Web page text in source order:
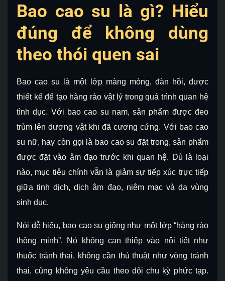
Bao cao su là gì? Hiểu
đúng để không dùng
theo thói quen sai
Bao cao su là một lớp màng mỏng, đàn hồi, được
thiết kế để tạo hàng rào vật lý trong quá trình quan hệ
tình dục. Với bao cao su nam, sản phẩm được đeo
trùm lên dương vật khi đã cương cứng. Với bao cao
su nữ, hay còn gọi là bao cao su đặt trong, sản phẩm
được đặt vào âm đạo trước khi quan hệ. Dù là loại
nào, mục tiêu chính vẫn là giảm sự tiếp xúc trực tiếp
giữa tinh dịch, dịch âm đạo, niêm mạc và da vùng
sinh dục.
Nói dễ hiểu, bao cao su giống như một lớp “hàng rào
thông minh”. Nó không can thiệp vào nội tiết như
thuốc tránh thai, không cần thủ thuật như vòng tránh
thai, cũng không yêu cầu theo dõi chu kỳ phức tạp.